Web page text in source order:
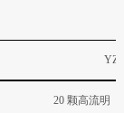
YZ-
20 颗高流明